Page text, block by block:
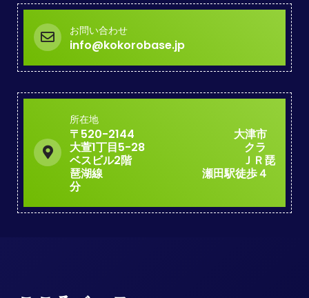
お問い合わせ
info@kokorobase.jp
所在地
〒520-2144 大津市
大萱1丁目5-28 クラ
ベスビル2階 ＪＲ琵
琶湖線 瀬田駅徒歩４
分